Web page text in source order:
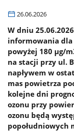
26.06.2026
W dniu
informowania dla
powyżej 180 µg/
na stacji przy ul.
napływem w
mas powietrza
kolejne dni
ozonu przy
ozonu będą
popołudniowych